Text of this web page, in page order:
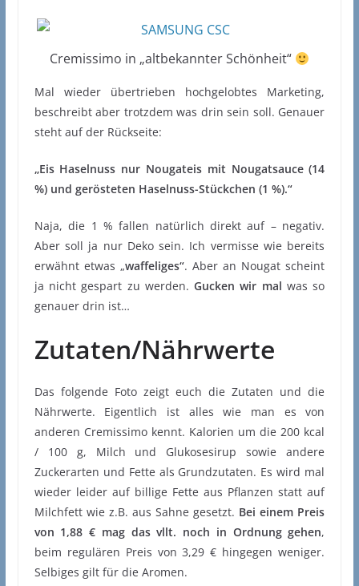
Cremissimo in „altbekannter Schönheit“
Mal wieder übertrieben hochgelobtes Marketing,
beschreibt aber trotzdem was drin sein soll. Genauer
steht auf der Rückseite:
„Eis Haselnuss nur Nougateis mit Nougatsauce (14
%) und gerösteten Haselnuss-Stückchen (1 %).“
Naja, die 1 % fallen natürlich direkt auf – negativ.
Aber soll ja nur Deko sein. Ich vermisse wie bereits
erwähnt etwas „waffeliges“. Aber an Nougat scheint
ja nicht gespart zu werden.Gucken wir mal was so
genauer drin ist…
Zutaten/Nährwerte
Das folgende Foto zeigt euch die Zutaten und die
Nährwerte. Eigentlich ist alles wie man es von
anderen Cremissimo kennt. Kalorien um die 200 kcal
/ 100 g, Milch und Glukosesirup sowie andere
Zuckerarten und Fette als Grundzutaten. Es wird mal
wieder leider auf billige Fette aus Pflanzen statt auf
Milchfett wie z.B. aus Sahne gesetzt. Bei einem Preis
von 1,88 € mag das vllt. noch in Ordnung gehen,
beim regulären Preis von 3,29 € hingegen weniger.
Selbiges gilt für die Aromen.